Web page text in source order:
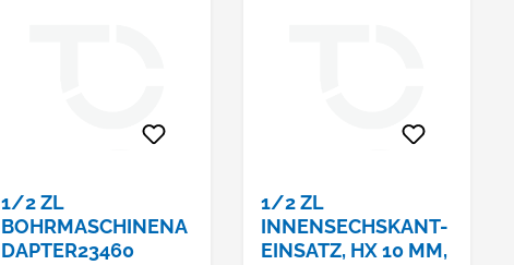
1/2 ZL
BOHRMASCHINENA
DAPTER23460
1/2 ZL
INNENSECHSKANT-
EINSATZ, HX 10 MM,